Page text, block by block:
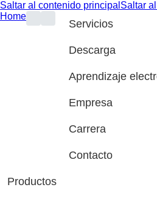
Saltar al contenido principal Saltar
Home
Servicios
Descarga
Aprendizaje
Empresa
Carrera
Contacto
Productos